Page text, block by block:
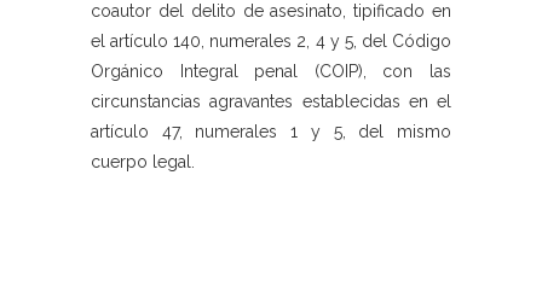
coautor del delito de asesinato, tipificado en
el artículo 140, numerales 2, 4 y 5, del Código
Orgánico Integral penal (COIP), con las
circunstancias agravantes establecidas en el
artículo 47, numerales 1 y 5, del mismo
cuerpo legal.